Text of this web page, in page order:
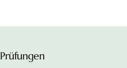
Undine (Runa) ist eine aufgeweckte,